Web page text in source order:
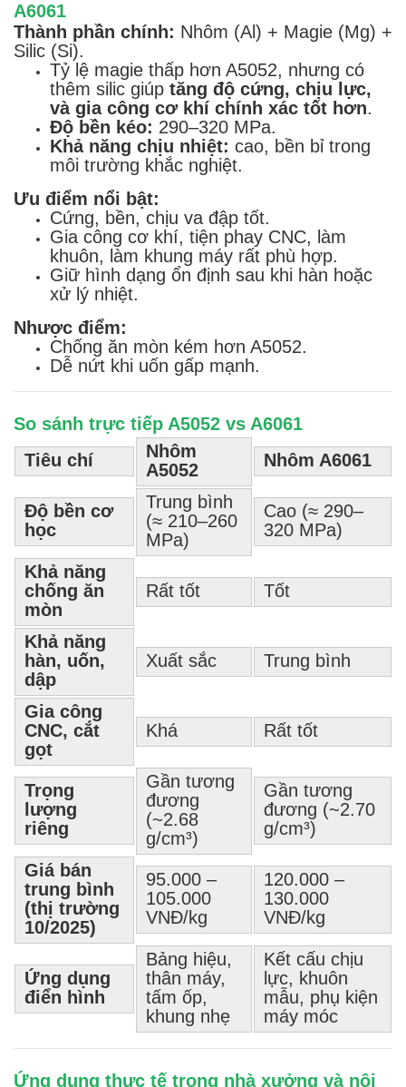
A6061
Thành phần chính: Nhôm (Al) + Magie (Mg) +
Silic (Si).
Tỷ lệ magie thấp hơn A5052, nhưng có
thêm silic giúp tăng độ cứng, chịu lực,
và gia công cơ khí chính xác tốt hơn.
Độ bền kéo: 290–320 MPa.
Khả năng chịu nhiệt: cao, bền bỉ trong
môi trường khắc nghiệt.
Ưu điểm nổi bật:
Cứng, bền, chịu va đập tốt.
Gia công cơ khí, tiện phay CNC, làm
khuôn, làm khung máy rất phù hợp.
Giữ hình dạng ổn định sau khi hàn hoặc
xử lý nhiệt.
Nhược điểm:
Chống ăn mòn kém hơn A5052.
Dễ nứt khi uốn gấp mạnh.
So sánh trực tiếp A5052 vs A6061
Tiêu chí
Nhôm
A5052
Nhôm A6061
Độ bền cơ
học
Trung bình
(≈ 210–260
MPa)
Cao (≈ 290–
320 MPa)
Khả năng
chống ăn
mòn
Rất tốt Tốt
Khả năng
hàn, uốn,
dập
Xuất sắc Trung bình
Gia công
CNC, cắt
gọt
Khá Rất tốt
Trọng
lượng
riêng
Gần tương
đương
(~2.68
g/cm³)
Gần tương
đương (~2.70
g/cm³)
Giá bán
trung bình
(thị trường
10/2025)
95.000 –
105.000
VNĐ/kg
120.000 –
130.000
VNĐ/kg
Ứng dụng
điển hình
Bảng hiệu,
thân máy,
tấm ốp,
khung nhẹ
Kết cấu chịu
lực, khuôn
mẫu, phụ kiện
máy móc
Ứng dụng thực tế trong nhà xưởng và nội